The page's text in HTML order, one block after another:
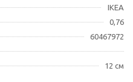
IKEA
0,76
60467972
12 см